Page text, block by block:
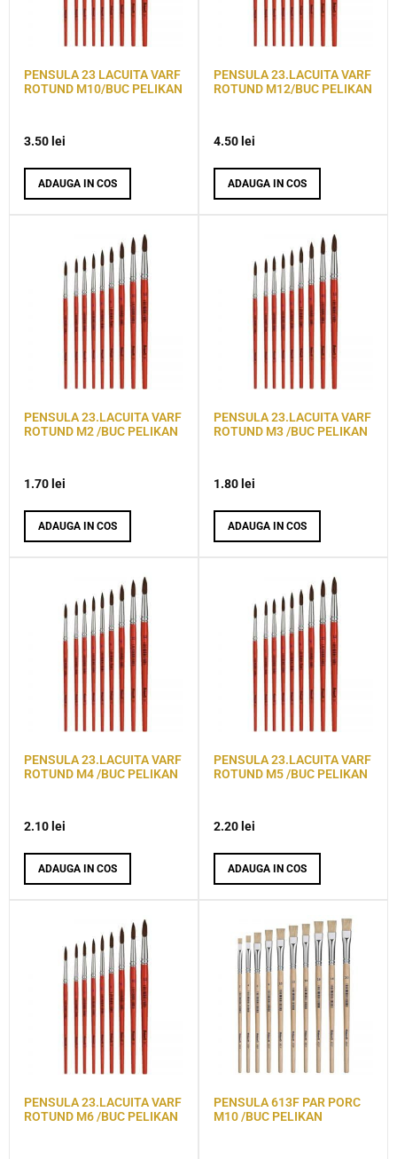
PENSULA 23 LACUITA VARF
ROTUND M10/BUC PELIKAN
3.50 lei
ADAUGA IN COS
PENSULA 23.LACUITA VARF
ROTUND M12/BUC PELIKAN
4.50 lei
ADAUGA IN COS
PENSULA 23.LACUITA VARF
ROTUND M2 /BUC PELIKAN
1.70 lei
ADAUGA IN COS
PENSULA 23.LACUITA VARF
ROTUND M3 /BUC PELIKAN
1.80 lei
ADAUGA IN COS
PENSULA 23.LACUITA VARF
ROTUND M4 /BUC PELIKAN
2.10 lei
ADAUGA IN COS
PENSULA 23.LACUITA VARF
ROTUND M5 /BUC PELIKAN
2.20 lei
ADAUGA IN COS
PENSULA 23.LACUITA VARF
ROTUND M6 /BUC PELIKAN
PENSULA 613F PAR PORC
M10 /BUC PELIKAN